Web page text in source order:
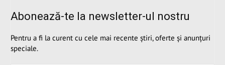
Abonează-te la newsletter-ul nostru
Pentru a fi la curent cu cele mai recente știri, oferte și anunțuri
speciale.